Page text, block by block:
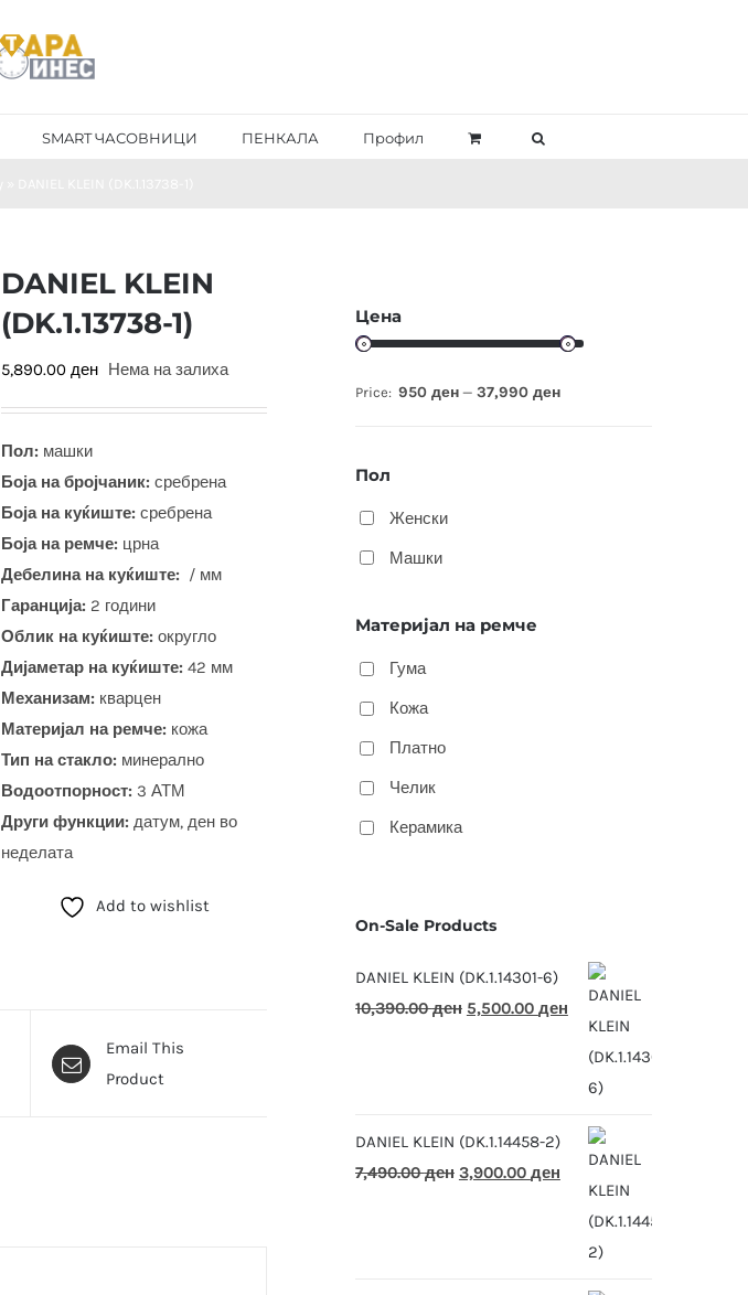
SMART ЧАСОВНИЦИ ПЕНКАЛА Профил
DANIEL KLEIN
(DK.1.13738-1)
5,890.00 ден Нема на залиха
Пол: машки
Боја на бројчаник: сребрена
Боја на куќиште: сребрена
Боја на ремче: црна
Дебелина на куќиште: / мм
Гаранција: 2 години
Облик на куќиште: округло
Дијаметар на куќиште: 42 мм
Механизам: кварцен
Материјал на ремче: кожа
Тип на стакло: минерално
Водоотпорност: 3 АТМ
Други функции: датум, ден во
неделата
Add to wishlist
Email This
Product
Цена
Price: 950 ден— 37,990 ден
Пол
Женски
Машки
Материјал на ремче
Гума
Кожа
Платно
Челик
Керамика
On-Sale Products
DANIEL KLEIN (DK.1.14301-6)
10,390.00ден Original
5,500.00 денCurrent
price
5,500.00 ден.
DANIEL KLEIN (DK.1.14458-2)
7,490.00ден Original
3,900.00 денCurrent
price
3,900.00 ден.